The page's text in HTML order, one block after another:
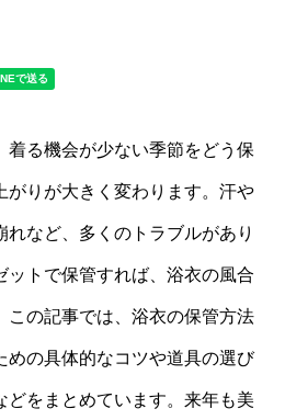
着る機会が少ない季節をどう保
がりが大きく変わります。汗や
など、多くのトラブルがあり
ットで保管すれば、浴衣の風合
この記事では、浴衣の保管方法
めの具体的なコツや道具の選び
どをまとめています。来年も美